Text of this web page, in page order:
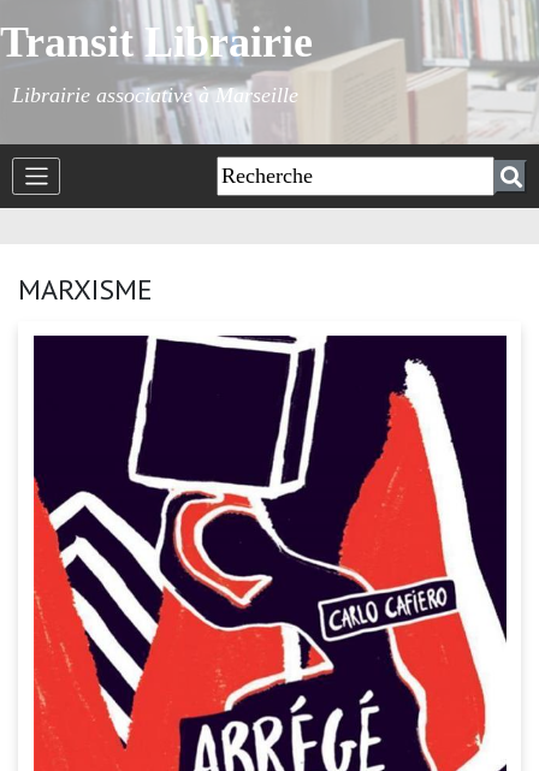
Transit Librairie
Librairie associative à Marseille
MARXISME